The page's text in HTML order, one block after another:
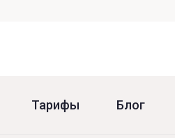
Тарифы Блог